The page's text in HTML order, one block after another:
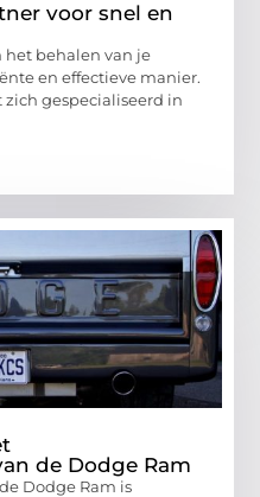
voor snel en
het behalen van je
en effectieve manier.
gespecialiseerd in
de Dodge Ram
Dodge Ram is